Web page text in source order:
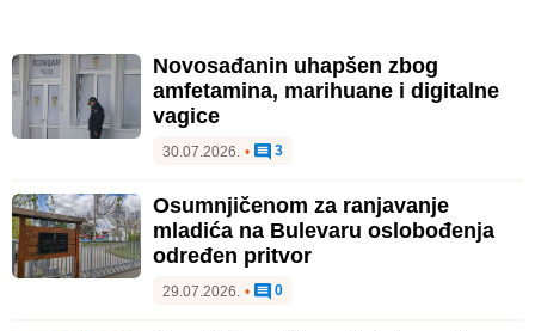
Novosađanin uhapšen zbog
amfetamina, marihuane i digitalne
vagice
30.07.2026. • 3
Osumnjičenom za ranjavanje
mladića na Bulevaru oslobođenja
određen pritvor
29.07.2026. • 0